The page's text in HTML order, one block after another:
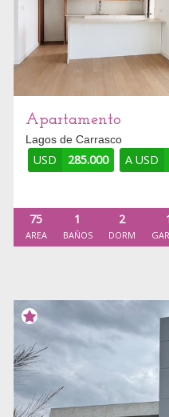
Apartamento
Lagos de Carrasco
USD 285.000 A USD
75
AREA
1
BAÑOS
2
DORM